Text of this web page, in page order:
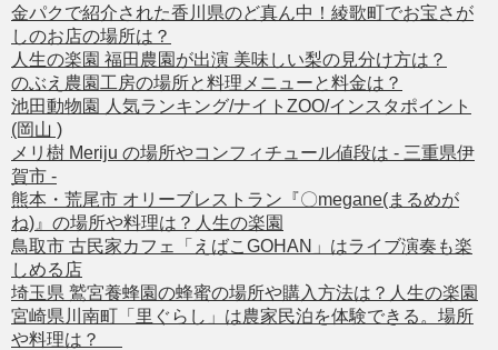
金パクで紹介された香川県のど真ん中！綾歌町でお宝さが
しのお店の場所は？
人生の楽園 福田農園が出演 美味しい梨の見分け方は？
のぶえ農園工房の場所と料理メニューと料金は？
池田動物園 人気ランキング/ナイトZOO/インスタポイント
(岡山 )
メリ樹 Meriju の場所やコンフィチュール値段は - 三重県伊
賀市 -
熊本・荒尾市 オリーブレストラン『〇megane(まるめが
ね)』の場所や料理は？人生の楽園
鳥取市 古民家カフェ「えばこGOHAN」はライブ演奏も楽
しめる店
埼玉県 鷲宮養蜂園の蜂蜜の場所や購入方法は？人生の楽園
宮崎県川南町「里ぐらし」は農家民泊を体験できる。場所
や料理は？